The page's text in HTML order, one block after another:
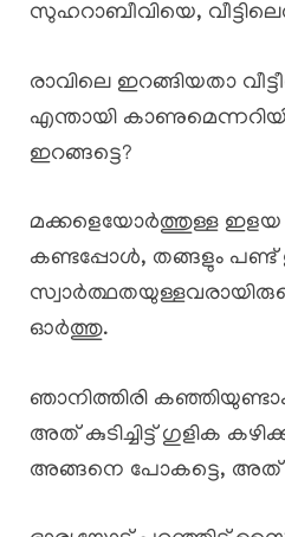
സുഹറാബീവിയെ,
രാവിലെ ഇറങ്ങിയതാ
എന്തായി
ഇറങ്ങട്ടെ?
മക്കളെയോർത്തുള്ള ഇളയ
കണ്ടപ്പോൾ, തങ്ങളും
ഓർത്തു.
ഞാനിത്തിരി
അത് കുടിച്ചിട്ട് ഗുളിക
അങ്ങനെ പോകട്ടെ, അത്